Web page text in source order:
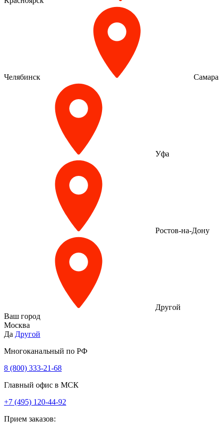
Челябинск Самара
Уфа
Ростов-на-Дону
Другой
Ваш город
Москва
Да Другой
Многоканальный по РФ
8 (800) 333‑21-68
Главный офис в МСК
+7 (495) 120-44-92
Прием заказов: